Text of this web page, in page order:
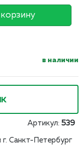
в наличии
Артикул: 539
Санкт-Петербург